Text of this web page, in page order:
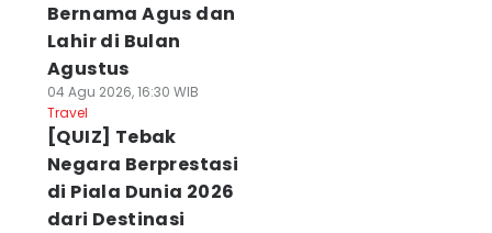
Bernama Agus dan
Lahir di Bulan
Agustus
04 Agu 2026, 16:30 WIB
Travel
[QUIZ] Tebak
Negara Berprestasi
di Piala Dunia 2026
dari Destinasi